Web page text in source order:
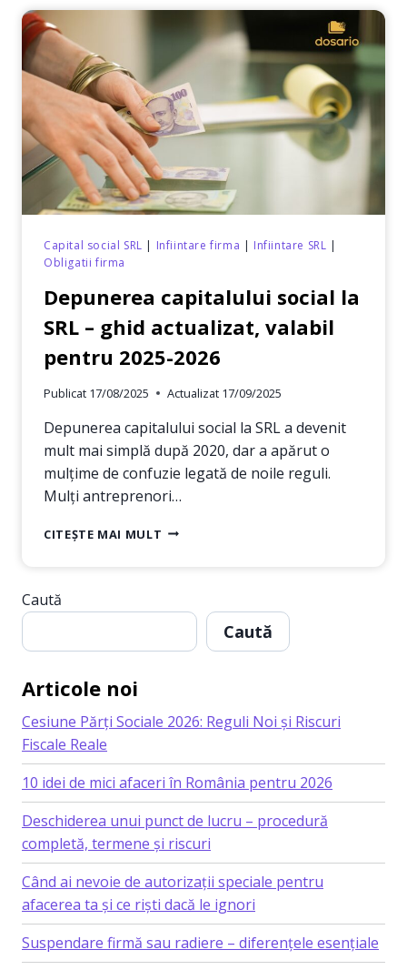
ÎN
NATURĂ?
MODALITĂȚILE
DIFERITE
DE
DEPUNERE
A
CAPITALULUI
Capital social SRL | Infiintare firma | Infiintare SRL |
Obligatii firma
Depunerea capitalului social la
SRL – ghid actualizat, valabil
pentru 2025-2026
Publicat 17/08/2025 Actualizat 17/09/2025
Depunerea capitalului social la SRL a devenit
mult mai simplă după 2020, dar a apărut o
mulțime de confuzie legată de noile reguli.
Mulți antreprenori…
CITEȘTE MAI MULT DEPUNEREA
2026
Caută
Caută
Articole noi
Cesiune Părți Sociale 2026: Reguli Noi și Riscuri
Fiscale Reale
10 idei de mici afaceri în România pentru 2026
Deschiderea unui punct de lucru – procedură
completă, termene și riscuri
Când ai nevoie de autorizații speciale pentru
afacerea ta și ce riști dacă le ignori
Suspendare firmă sau radiere – diferențele esențiale